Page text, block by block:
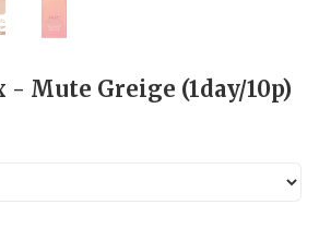
- Mute Greige (1day/10p)